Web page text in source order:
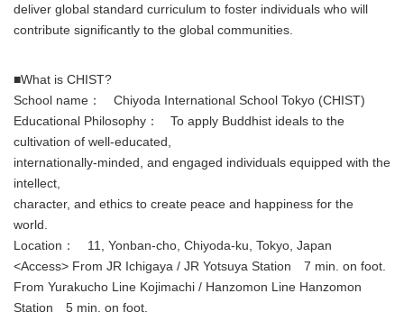
deliver global standard curriculum to foster individuals who will
contribute significantly to the global communities.
■What is CHIST?
School name： Chiyoda International School Tokyo (CHIST)
Educational Philosophy： To apply Buddhist ideals to the
cultivation of well-educated,
internationally-minded, and engaged individuals equipped with the
intellect,
character, and ethics to create peace and happiness for the
world.
Location： 11, Yonban-cho, Chiyoda-ku, Tokyo, Japan
<Access> From JR Ichigaya / JR Yotsuya Station 7 min. on foot.
From Yurakucho Line Kojimachi / Hanzomon Line Hanzomon
Station 5 min. on foot.